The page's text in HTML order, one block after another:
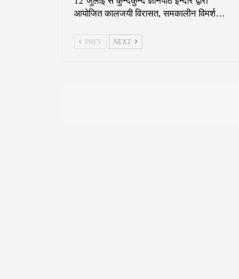
आयोजित कालजयी विरासत, समकालीन विमर्श…
PREV NEXT